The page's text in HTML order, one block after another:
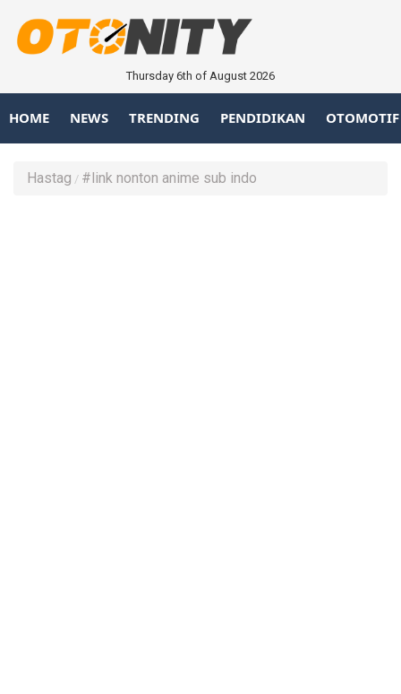
Thursday 6th of August 2026
HOME NEWS TRENDING PENDIDIKAN OTOMOTIF
Hastag #link nonton anime sub indo